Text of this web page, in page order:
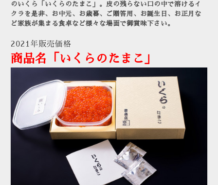
のいくら「いくらのたまこ」。皮の残らない口の中で溶けるイ
クラを是非、お中元、お歳暮、ご贈答用、お誕生日、お正月な
ど家族が集まる食卓など様々な場面で御賞味下さい。
2021年販売価格
商品名「いくらのたまこ」